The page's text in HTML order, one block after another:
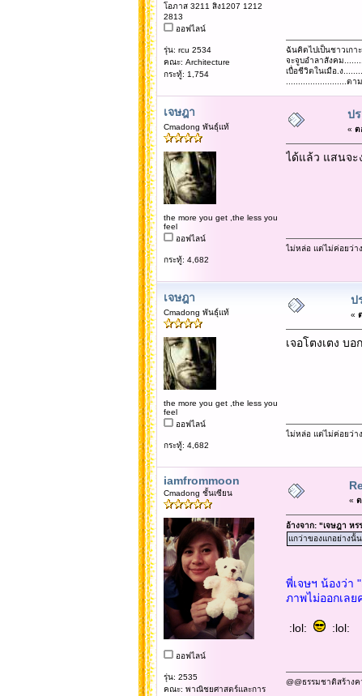
โอภาส 3211 สิง1207 1212
2813
ออฟไลน์
รุ่น: rcu 2534
คณะ: Architecture
กระทู้: 1,754
ฉันคิดไปเป็นชาวเก
จะจูบอำลาสังคม
เบื่อชีวิตในเมือ.ง
.........................ต
เจษฎา
Cmadong พันธุ์แท้
the more you get ,the less you
feel
ออฟไลน์
กระทู้: 4,682
ป
« ต
ได้แล้ว แสนจะ
ไม่หล่อ แต่ไม่ค่อยว่าง
เจษฎา
Cmadong พันธุ์แท้
the more you get ,the less you
feel
ออฟไลน์
กระทู้: 4,682
ป
«
เจอโตงเตง บ
ไม่หล่อ แต่ไม่ค่อยว่าง
iamfrommoon
Cmadong ชั้นเซียน
ออฟไลน์
รุ่น: 2535
คณะ: พาณิชยศาสตร์และการ
«
อ้างจาก: "เจษฎา หร
แกว่าของแกอย่างนั้
พี่เจษฯ น้องว่า
ภาพไม่ออกเล
:lol: :lol:
@@ธรรมชาติสร้าง